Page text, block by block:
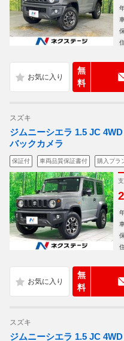
無
料
スズキ
ジムニーシエラ 1.5 JC
バックカメラ
保証付 車両品質保証書付 購入プラ
無
料
スズキ
ジムニーシエラ 1.5 JC